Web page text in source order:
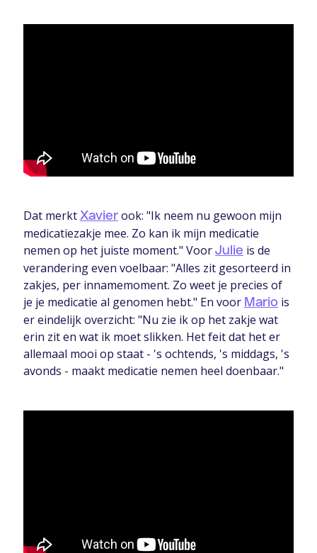
Dat merktXavier ook: "Ik neem nu gewoon mijn
medicatiezakje mee. Zo kan ik mijn medicatie
nemen op het juiste moment." VoorJulie is de
verandering even voelbaar: "Alles zit gesorteerd in
zakjes, per innamemoment. Zo weet je precies of
je je medicatie al genomen hebt." En voor Mario is
er eindelijk overzicht: "Nu zie ik op het zakje wat
erin zit en wat ik moet slikken. Het feit dat het er
allemaal mooi op staat - 's ochtends, 's middags, 's
avonds - maakt medicatie nemen heel doenbaar."